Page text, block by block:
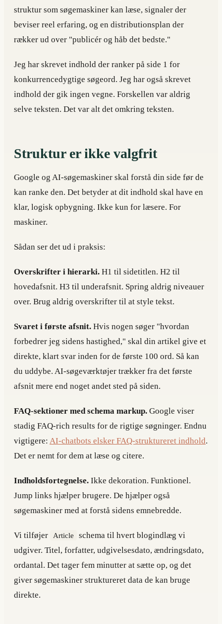
struktur som søgemaskiner kan læse, signaler der
beviser reel erfaring, og en distributionsplan der
rækker ud over "publicér og håb det bedste."
Jeg har skrevet indhold der ranker på side 1 for
konkurrencedygtige søgeord. Jeg har også skrevet
indhold der gik ingen vegne. Forskellen var aldrig
selve teksten. Det var alt det omkring teksten.
Struktur er ikke valgfrit
Google og AI-søgemaskiner skal forstå din side før de
kan ranke den. Det betyder at dit indhold skal have en
klar, logisk opbygning. Ikke kun for læsere. For
maskiner.
Sådan ser det ud i praksis:
Overskrifter i hierarki. H1 til sidetitlen. H2 til
hovedafsnit. H3 til underafsnit. Spring aldrig niveauer
over. Brug aldrig overskrifter til at style tekst.
Svaret i første afsnit. Hvis nogen søger "hvordan
forbedrer jeg sidens hastighed," skal din artikel give et
direkte, klart svar inden for de første 100 ord. Så kan
du uddybe. AI-søgeværktøjer trækker fra det første
afsnit mere end noget andet sted på siden.
FAQ-sektioner med schema markup. Google viser
stadig FAQ-rich results for de rigtige søgninger. Endnu
vigtigere: AI-chatbots elsker FAQ-struktureret indhold.
Det er nemt for dem at læse og citere.
Indholdsfortegnelse. Ikke dekoration. Funktionel.
Jump links hjælper brugere. De hjælper også
søgemaskiner med at forstå sidens emnebredde.
Vi tilføjer Article
schema til hvert blogindlæg vi
udgiver. Titel, forfatter, udgivelsesdato, ændringsdato,
ordantal. Det tager fem minutter at sætte op, og det
giver søgemaskiner struktureret data de kan bruge
direkte.